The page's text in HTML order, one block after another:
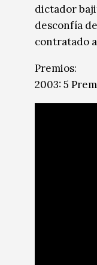
dictador
desconfía
contratado
Premios:
2003: 5